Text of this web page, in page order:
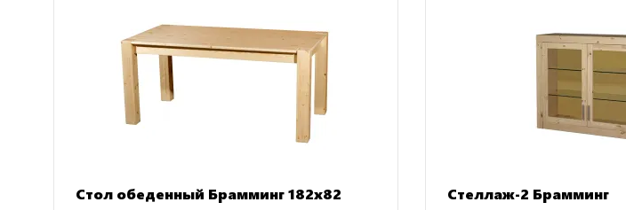
Стол обеденный Брамминг 182х82 Стеллаж-2 Брамминг